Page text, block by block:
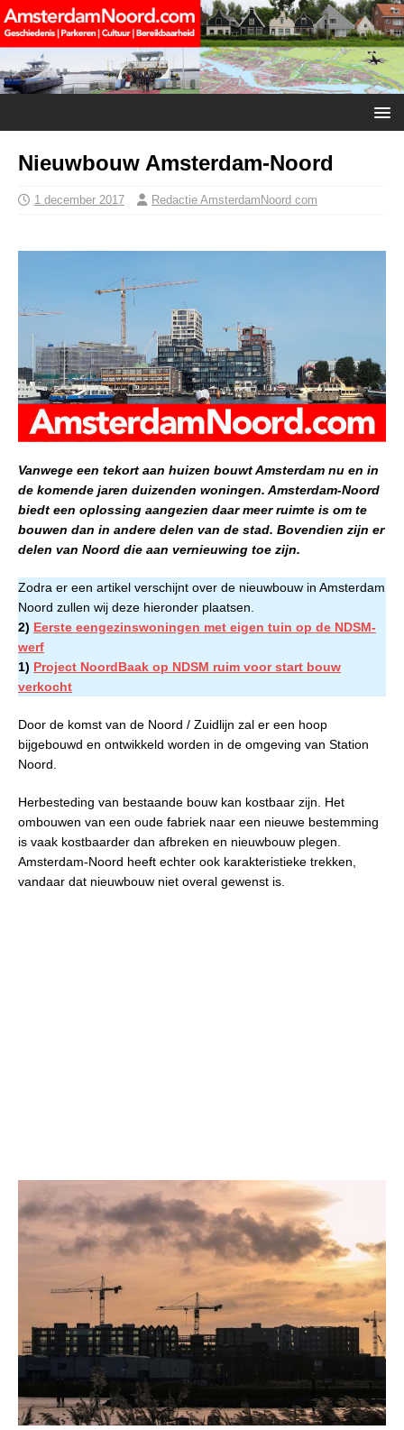
Nieuwbouw Amsterdam-Noord
1 december 2017 Redactie AmsterdamNoord com
Vanwege een tekort aan huizen bouwt Amsterdam nu en in
de komende jaren duizenden woningen. Amsterdam-Noord
biedt een oplossing aangezien daar meer ruimte is om te
bouwen dan in andere delen van de stad. Bovendien zijn er
delen van Noord die aan vernieuwing toe zijn.
Zodra er een artikel verschijnt over de nieuwbouw in Amsterdam
Noord zullen wij deze hieronder plaatsen.
2) Eerste eengezinswoningen met eigen tuin op de NDSM-
werf
1) Project NoordBaak op NDSM ruim voor start bouw
verkocht
Door de komst van de Noord / Zuidlijn zal er een hoop
bijgebouwd en ontwikkeld worden in de omgeving van Station
Noord.
Herbesteding van bestaande bouw kan kostbaar zijn. Het
ombouwen van een oude fabriek naar een nieuwe bestemming
is vaak kostbaarder dan afbreken en nieuwbouw plegen.
Amsterdam-Noord heeft echter ook karakteristieke trekken,
vandaar dat nieuwbouw niet overal gewenst is.